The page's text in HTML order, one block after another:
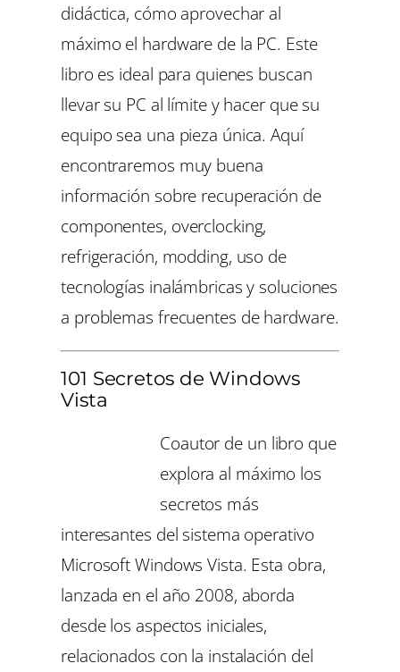
didáctica, cómo aprovechar al
máximo el hardware de la PC. Este
libro es ideal para quienes buscan
llevar su PC al límite y hacer que su
equipo sea una pieza única. Aquí
encontraremos muy buena
información sobre recuperación de
componentes, overclocking,
refrigeración, modding, uso de
tecnologías inalámbricas y soluciones
a problemas frecuentes de hardware.
101 Secretos de Windows
Vista
Coautor de un libro que
explora al máximo los
secretos más
interesantes del sistema operativo
Microsoft Windows Vista. Esta obra,
lanzada en el año 2008, aborda
desde los aspectos iniciales,
relacionados con la instalación del